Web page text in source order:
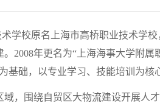
学校原名上海市高桥职业技术学
2008年更名为“上海海事大学附
基础，以专业学习、技能培训为
，围绕自贸区大物流建设开展人